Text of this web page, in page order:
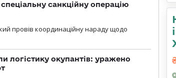
санкційну операцію
провів координаційну нараду щодо
логістику окупантів: уражено